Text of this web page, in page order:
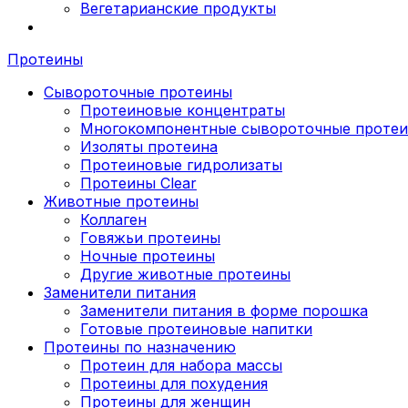
Вегетарианские продукты
Протеины
Сывороточные протеины
Протеиновые концентраты
Многокомпонентные сывороточные
Изоляты протеина
Протеиновые гидролизаты
Протеины Clear
Животные протеины
Коллаген
Говяжьи протеины
Ночные протеины
Другие животные протеины
Заменители питания
Заменители питания в форме порошка
Готовые протеиновые напитки
Протеины по назначению
Протеин для набора массы
Протеины для похудения
Протеины для женщин